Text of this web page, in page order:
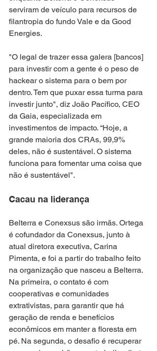
serviram de veículo para recursos de
filantropia do fundo Vale e da Good
Energies.
"O legal de trazer essa galera [bancos]
para investir com a gente é o peso de
hackear o sistema para o bem por
dentro. Tem que puxar essa turma para
investir junto", diz João Pacífico, CEO
da Gaia, especializada em
investimentos de impacto. “Hoje, a
grande maioria dos CRAs, 99,9%
deles, não é sustentável. O sistema
funciona para fomentar uma coisa que
não é sustentável".
Cacau na liderança
Belterra e Conexsus são irmãs. Ortega
é cofundador da Conexsus, junto à
atual diretora executiva, Carina
Pimenta, e foi a partir do trabalho feito
na organização que nasceu a Belterra.
Na primeira, o contato é com
cooperativas e comunidades
extrativistas, para garantir que há
geração de renda e benefícios
econômicos em manter a floresta em
pé. Na segunda, o desafio é recuperar